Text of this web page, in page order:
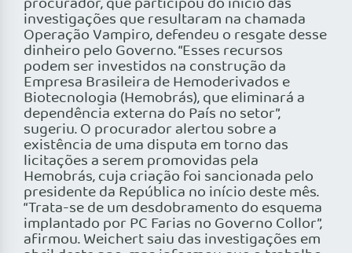
investigações que resultaram na chamada
Operação Vampiro, defendeu o resgate desse
dinheiro pelo Governo. “Esses recursos
podem ser investidos na construção da
Empresa Brasileira de Hemoderivados e
Biotecnologia (Hemobrás), que eliminará a
dependência externa do País no setor”,
sugeriu. O procurador alertou sobre a
existência de uma disputa em torno das
licitações a serem promovidas pela
Hemobrás, cuja criação foi sancionada pelo
presidente da República no início deste mês.
“Trata-se de um desdobramento do esquema
implantado por PC Farias no Governo Collor”,
afirmou. Weichert saiu das investigações em